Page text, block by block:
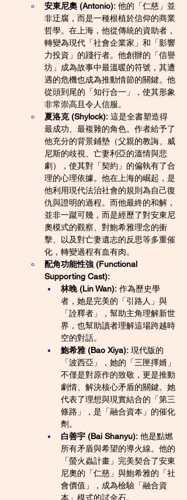
安東尼奧 (Antonio): 他的「仁慈」並
非迂腐，而是一種根植於信仰的商業
哲學。在上海，他從傳統的資助者，
轉變為現代「社會企業家」和「影響
力投資」的踐行者。他創辦的「信譽
坊」成為故事中最溫暖的符號，其遭
遇的危機也成為推動情節的關鍵。他
從頭到尾的「知行合一」，使其形象
非常崇高且令人信服。
夏洛克 (Shylock): 這是全書塑造得
最成功、最複雜的角色。作者給予了
他充分的背景鋪墊（父親的教誨、威
尼斯的歧視、亡妻利亞的溫情與悲
劇），使其對「契約」的偏執有了合
理的心理依據。他在上海的崛起，是
他利用現代法治社會的規則為自己復
仇與證明的過程。而他最終的和解，
並非一蹴可幾，而是經歷了對安東尼
奧模式的觀察、對鮑希雅理念的衝
擊、以及對亡妻遺志的反思等多重催
化，轉變過程有血有肉。
配角功能性強 (Functional
Supporting Cast):
林晚 (Lin Wan): 作為歷史學
者，她是完美的「引路人」與
「詮釋者」，幫助主角理解新世
界，也幫助讀者理解這場跨越時
空的對話。
鮑希雅 (Bao Xiya): 現代版的
「波西亞」，她的「三匣擇婿」
不僅是對原作的致敬，更是推動
劇情、解決核心矛盾的關鍵。她
代表了理想與現實結合的「第三
條路」，是「融合資本」的催化
劑。
白善宇 (Bai Shanyu): 他是點燃
所有矛盾與希望的導火線。他的
「螢火蟲計畫」完美契合了安東
尼奧的「仁慈」與鮑希雅的「社
會價值」，成為檢驗「融合資
本」模式的試金石。